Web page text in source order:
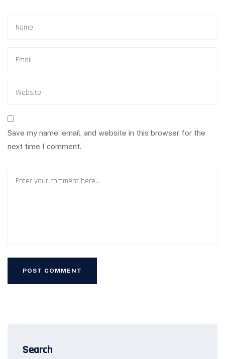
Save my name, email, and website in this browser for the
next time I comment.
Search